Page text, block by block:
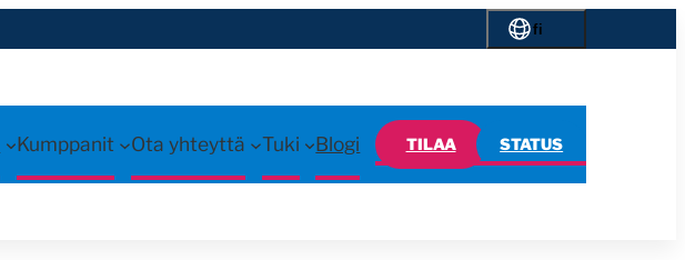
fi
Kumppanit Ota yhteyttä Tuki Blogi TILAA STATUS